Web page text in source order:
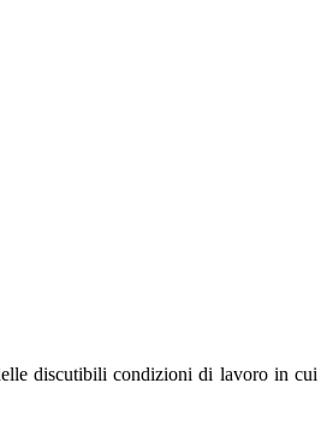
discutibili condizioni di lavoro in cui